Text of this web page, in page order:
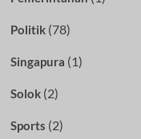
Politik(78)
Singapura (1)
Solok(2)
Sports (2)